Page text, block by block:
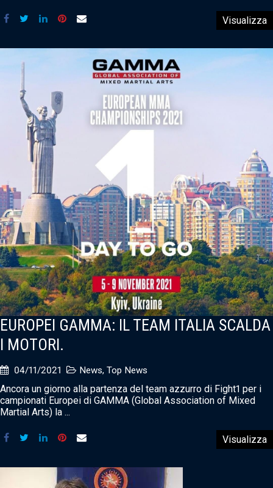
Visualizza
EUROPEI GAMMA: IL TEAM ITALIA SCALDA
I MOTORI.
04/11/2021 News, Top News
Ancora un giorno alla partenza del team azzurro di Fight1 per i
campionati Europei di GAMMA (Global Association of Mixed
Martial Arts) la ...
Visualizza